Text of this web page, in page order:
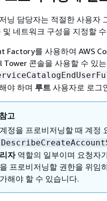
닝 담당자는 적절한 사용자
및 네트워크 구성을 지정할
Factory를 사용하여 AWS
Tower 콘솔을 사용할 수 있
야 하며 루트 사용자로 로그
참고
계정을 프로비저닝할 때 계정
리자역할의 일부이며 요청자
을 프로비저닝할 권한을 위임
가해야 할 수 있습니다.